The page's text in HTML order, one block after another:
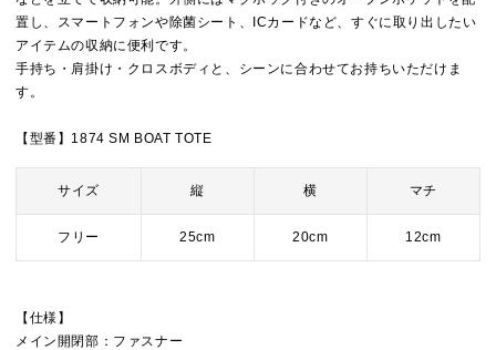
置し、スマートフォンや除菌シート、ICカードなど、すぐに取り出したい
アイテムの収納に便利です。
手持ち・肩掛け・クロスボディと、シーンに合わせてお持ちいただけま
す。
【型番】1874 SM BOAT TOTE
サイズ 縦 横 マチ
フリー 25cm 20cm 12cm
【仕様】
メイン開閉部：ファスナー